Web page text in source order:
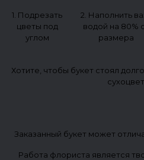
1. Подрезать
цветы под
углом
2. Наполнить
водой на 80%
размера
Хотите, чтобы букет стоял
Заказанный букет может
Работа флориста является